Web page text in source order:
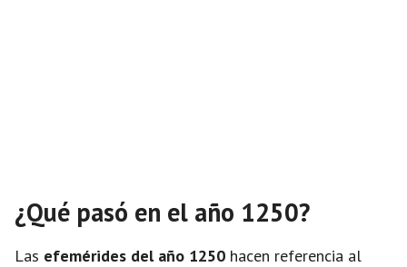
¿Qué pasó en el año 1250?
Las efemérides del año 1250 hacen referencia al